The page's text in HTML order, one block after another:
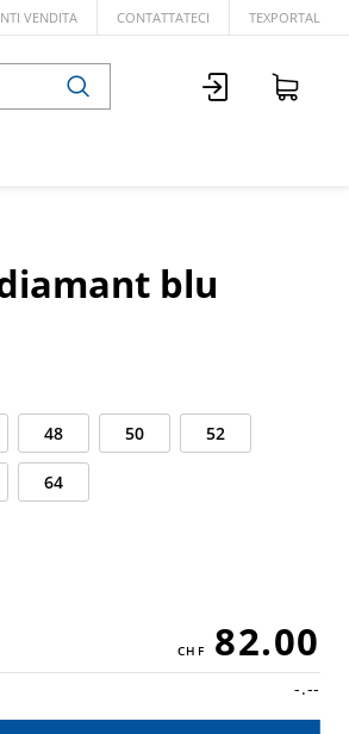
VENDITA CONTATTATECI TEXPORTAL
blu
48 50 52
64
82.00
-.--